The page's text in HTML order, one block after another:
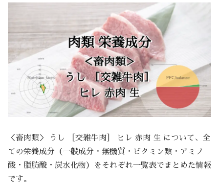
＜畜肉類＞ うし ［交雑牛肉］ ヒレ 赤肉 生 について、全
ての栄養成分（一般成分・無機質・ビタミン類・アミノ
酸・脂肪酸・炭水化物）をそれぞれ一覧表でまとめた情報
です。